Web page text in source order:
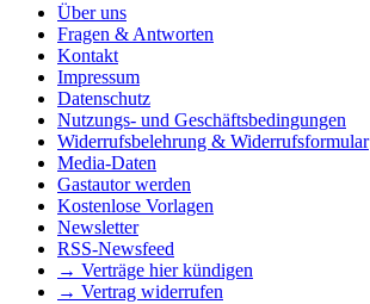
Über uns
Fragen & Antworten
Kontakt
Impressum
Datenschutz
Nutzungs- und Geschäftsbedingungen
Widerrufsbelehrung & Widerrufsformular
Media-Daten
Gastautor werden
Kostenlose Vorlagen
Newsletter
RSS-Newsfeed
→ Verträge hier kündigen
→ Vertrag widerrufen